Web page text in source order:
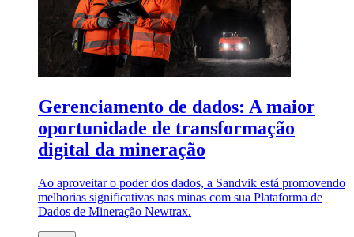
Gerenciamento de dados: A maior
oportunidade de transformação
digital da mineração
Ao aproveitar o poder dos dados, a Sandvik está promovendo
melhorias significativas nas minas com sua Plataforma de
Dados de Mineração Newtrax.